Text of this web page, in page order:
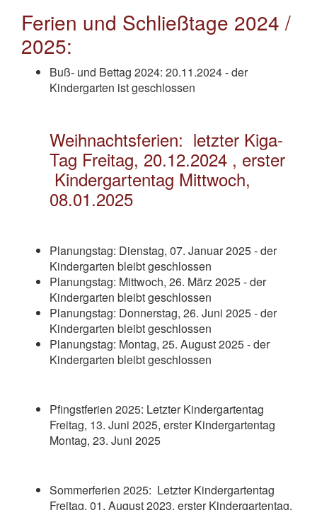
Ferien und Schließtage 2024 /
2025:
Buß- und Bettag 2024: 20.11.2024 - der
Kindergarten ist geschlossen
Weihnachtsferien: letzter Kiga-
Tag Freitag, 20.12.2024 , erster
Kindergartentag Mittwoch,
08.01.2025
Planungstag: Dienstag, 07. Januar 2025 - der
Kindergarten bleibt geschlossen
Planungstag: Mittwoch, 26. März 2025 - der
Kindergarten bleibt geschlossen
Planungstag: Donnerstag, 26. Juni 2025 - der
Kindergarten bleibt geschlossen
Planungstag: Montag, 25. August 2025 - der
Kindergarten bleibt geschlossen
Pfingstferien 2025: Letzter Kindergartentag
Freitag, 13. Juni 2025, erster Kindergartentag
Montag, 23. Juni 2025
Sommerferien 2025: Letzter Kindergartentag
Freitag, 01. August 2023, erster Kindergartentag,